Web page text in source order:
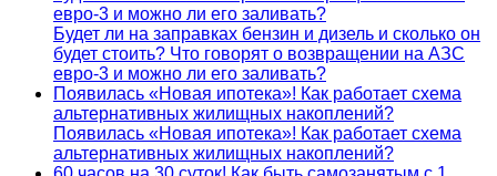
евро-3 и можно ли его заливать?
Будет ли на заправках бензин и дизель и сколько он
будет стоить? Что говорят о возвращении на АЗС
евро-3 и можно ли его заливать?
Появилась «Новая ипотека»! Как работает схема
альтернативных жилищных накоплений?
Появилась «Новая ипотека»! Как работает схема
альтернативных жилищных накоплений?